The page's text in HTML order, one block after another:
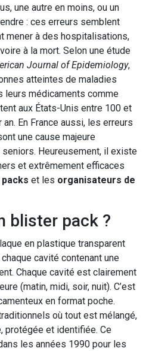
une autre en moins, ou un
: ces erreurs semblent
mener à des hospitalisations,
à la mort. Selon une étude
Journal of Epidemiology,
atteintes de maladies
leurs médicaments comme
aux États-Unis entre 100 et
En France aussi, les erreurs
une cause majeure
Heureusement, il existe
et extrêmement efficaces
et les organisateurs de
blister pack ?
en plastique transparent
cavité contenant une
Chaque cavité est clairement
(matin, midi, soir, nuit). C’est
en format poche.
où tout est mélangé,
protégée et identifiée. Ce
les années 1990 pour les